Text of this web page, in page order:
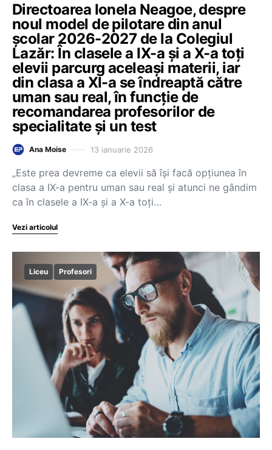
Directoarea Ionela Neagoe, despre
noul model de pilotare din anul
școlar 2026-2027 de la Colegiul
Lazăr: În clasele a IX-a și a X-a toți
elevii parcurg aceleași materii, iar
din clasa a XI-a se îndreaptă către
uman sau real, în funcție de
recomandarea profesorilor de
specialitate și un test
Ana Moise 13 ianuarie 2026
„Este prea devreme ca elevii să își facă opțiunea în
clasa a IX-a pentru uman sau real și atunci ne gândim
ca în clasele a IX-a și a X-a toți…
Vezi articolul
Liceu Profesori